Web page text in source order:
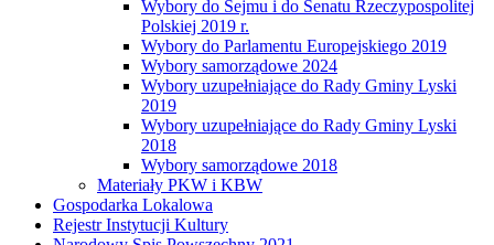
Wybory do Sejmu i do Senatu Rzeczypospolitej
Polskiej 2019 r.
Wybory do Parlamentu Europejskiego 2019
Wybory samorządowe 2024
Wybory uzupełniające do Rady Gminy Lyski
2019
Wybory uzupełniające do Rady Gminy Lyski
2018
Wybory samorządowe 2018
Materiały PKW i KBW
Gospodarka Lokalowa
Rejestr Instytucji Kultury